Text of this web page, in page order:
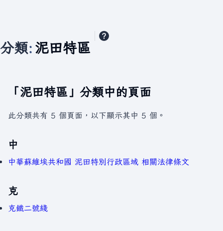
分類: 泥田特區
「泥田特區」分類中的頁面
此分類共有 5 個頁面，以下顯示其中 5 個。
中
中華蘇維埃共和國 泥田特別行政區域 相關法律條文
克
克鐵二號綫